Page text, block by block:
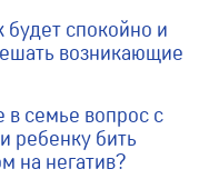
спокойно и
возникающие
в семье вопрос с
ребенку бить
на негатив?